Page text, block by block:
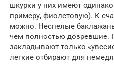
шкурки у них имеют
примеру, фиолетовую). К
можно. Неспелые
чем полностью дозревшие.
закладывают только
легкие отбирают для